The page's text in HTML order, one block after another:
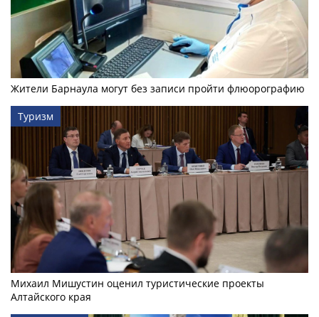
Жители Барнаула могут без записи пройти флюорографию
Туризм
Михаил Мишустин оценил туристические проекты
Алтайского края